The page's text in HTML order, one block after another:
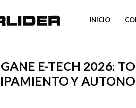
INICIO
E-TECH 2026:
Y